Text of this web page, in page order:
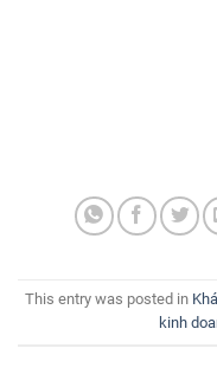
This entry was posted in
kinh